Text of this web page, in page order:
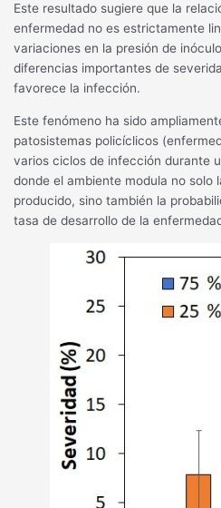
Este resultado sugiere que la
enfermedad no es estrictamente
variaciones en la presión de
diferencias importantes de
favorece la infección.
Este fenómeno ha sido
patosistemas policíclicos
varios ciclos de infección durante
donde el ambiente modula no solo
producido, sino también la
tasa de desarrollo de la